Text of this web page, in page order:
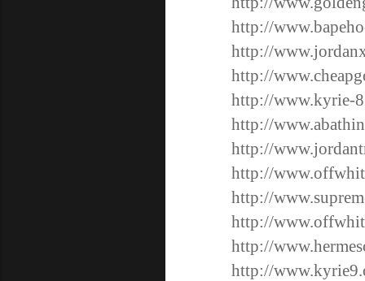
http://
http://
http://
http://www.kyrie-
http://
http://
http://
http://
http://
http://
http://